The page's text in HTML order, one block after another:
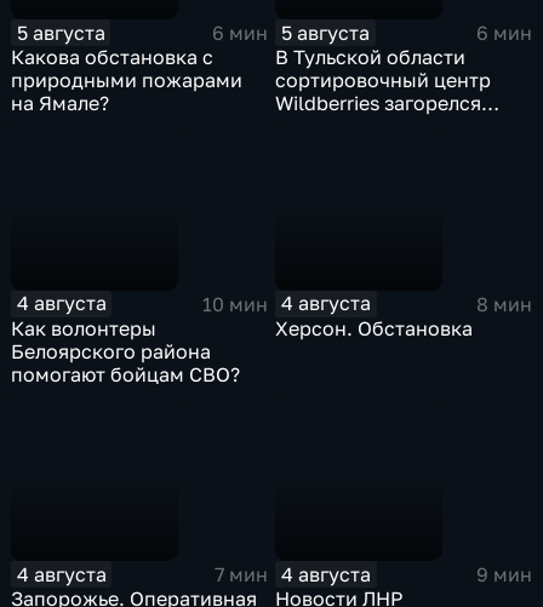
5 августа
6 мин
Какова обстановка с
природными пожарами
на Ямале?
5 августа
6 мин
В Тульской области
сортировочный центр
Wildberries загорелся
4 августа
10 мин
Как волонтеры
Белоярского района
помогают бойцам СВО?
4 августа
8 мин
Херсон. Обстановка
4 августа
7 мин
Запорожье. Оперативная
4 августа
9 мин
Новости ЛНР